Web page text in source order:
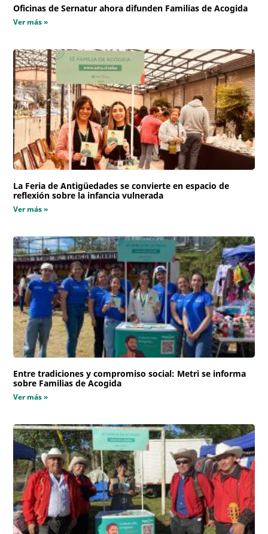
Oficinas de Sernatur ahora difunden Familias de Acogida
Ver más »
La Feria de Antigüedades se convierte en espacio de
reflexión sobre la infancia vulnerada
Ver más »
Entre tradiciones y compromiso social: Metri se informa
sobre Familias de Acogida
Ver más »